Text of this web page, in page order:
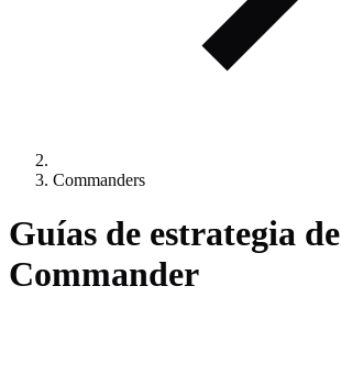
Commanders
Guías de estrategia de
Commander